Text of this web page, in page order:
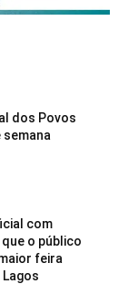
dos Povos
semana
com
o público
feira